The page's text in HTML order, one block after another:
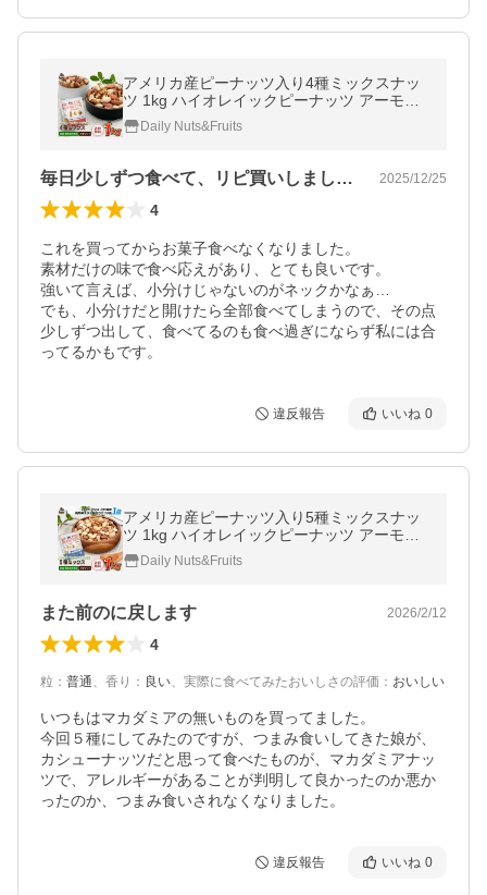
アメリカ産ピーナッツ入り4種ミックスナッ
ツ 1kg ハイオレイックピーナッツ アーモン
ド 生くるみ カシューナッツ 落花生 素焼き
無塩 送料無料
Daily Nuts&Fruits
毎日少しずつ食べて、リピ買いしました。 2025/12/25
4
これを買ってからお菓子食べなくなりました。
素材だけの味で食べ応えがあり、とても良いです。
強いて言えば、小分けじゃないのがネックかなぁ…
でも、小分けだと開けたら全部食べてしまうので、その点
少しずつ出して、食べてるのも食べ過ぎにならず私には合
ってるかもです。
違反報告 いいね 0
アメリカ産ピーナッツ入り5種ミックスナッ
ツ 1kg ハイオレイックピーナッツ アーモン
ド 生くるみ カシューナッツ マカダミアナッ
ツ 落花生 素焼き 無塩 送料無料
Daily Nuts&Fruits
また前のに戻します 2026/2/12
4
粒 ： 普通、 香り ： 良い、 実際に食べてみたおいしさの評価 ： おいしい
いつもはマカダミアの無いものを買ってました。
今回５種にしてみたのですが、つまみ食いしてきた娘が、
カシューナッツだと思って食べたものが、マカダミアナッ
ツで、アレルギーがあることが判明して良かったのか悪か
ったのか、つまみ食いされなくなりました。
違反報告 いいね 0